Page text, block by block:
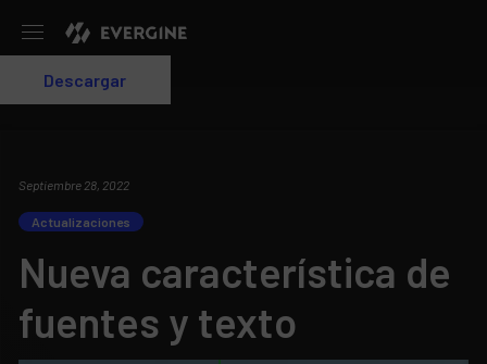
Login
Descargar
Septiembre 28, 2022
Actualizaciones
Nueva característica de
fuentes y texto